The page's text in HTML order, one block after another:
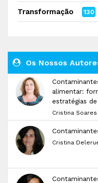
Transformação 130
Os Nossos
alimentar:
estratégias
Cristina Soares
Cristina